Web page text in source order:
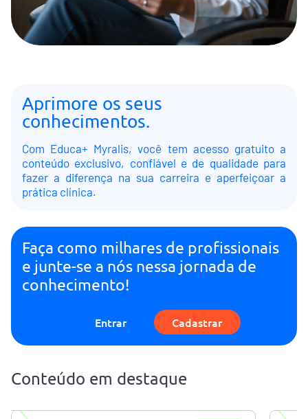
Aprimore os seus
conhecimentos.
Com Educa+ Myralis, você tem acesso gratuito a
conteúdo exclusivo, confiável e de qualidade para
fazer a diferença na sua carreira e aperfeiçoar a
prática clínica.
Faça como milhares de profissionais
e junte-se a nós nessa jornada de
conhecimento!
Entrar Cadastrar
Conteúdo em destaque